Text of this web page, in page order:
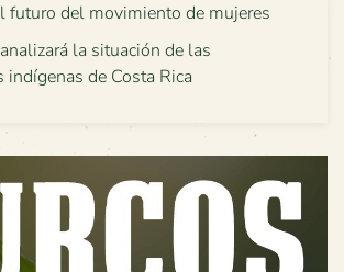
futuro del movimiento de mujeres
la situación de las
indígenas de Costa Rica